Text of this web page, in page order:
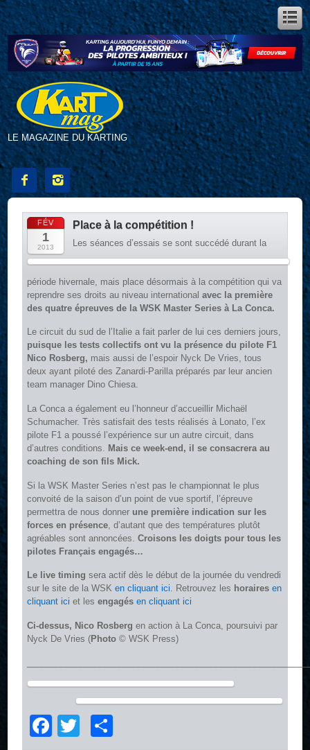
LE MAGAZINE DU KARTING
 
FÉV
1
2013
Place à la compétition !
Les séances d’essais se sont succédé durant la
période hivernale, mais place désormais à la compétition qui va
reprendre ses droits au niveau internationalavec la première
des quatre épreuves de la WSK Master Series à La Conca.
Le circuit du sud de l’Italie a fait parler de lui ces derniers jours,
puisque les tests collectifs ont vu la présence du pilote F1
Nico Rosberg, mais aussi de l’espoir Nyck De Vries, tous
deux ayant piloté des Zanardi-Parilla préparés par leur ancien
team manager Dino Chiesa.
La Conca a également eu l’honneur d’accueillir Michaël
Schumacher. Très satisfait des tests réalisés à Lonato, l’ex
pilote F1 a poussé l’expérience sur un autre circuit, dans
d’autres conditions.
Mais ce week-end, il se consacrera au
coaching de son fils Mick.
Si la WSK Master Series n’est pas le championnat le plus
convoité de la saison d’un point de vue sportif, l’épreuve
permettra de nous donner une première indication sur les
forces en présence , d’autant que des températures plutôt
agréables sont annoncées.Croisons les doigts pour tous les
pilotes Français engagés…
Le live timing sera actif dès le début de la journée du vendredi
sur le site de la WSKen cliquant ici. Retrouvez les horaires en
cliquant ici et lesengagés en cliquant ici
Ci-dessus, Nico Rosbergen action à La Conca, poursuivi par
Nyck De Vries (Photo © WSK Press)
Facebook
Twitter